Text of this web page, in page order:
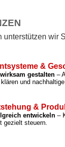
unterstützen wir
&
gestalten –
und
&
entwickeln –
gezielt steuern.